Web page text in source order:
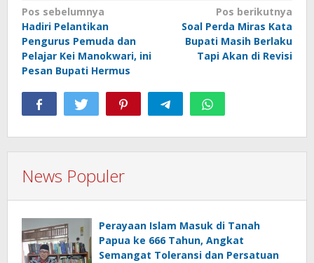
Navigasi
pos
Pos sebelumnya
Hadiri Pelantikan
Pengurus Pemuda dan
Pelajar Kei Manokwari, ini
Pesan Bupati Hermus
Pos berikutnya
Soal Perda Miras Kata
Bupati Masih Berlaku
Tapi Akan di Revisi
News Populer
Perayaan Islam Masuk di Tanah
Papua ke 666 Tahun, Angkat
Semangat Toleransi dan Persatuan